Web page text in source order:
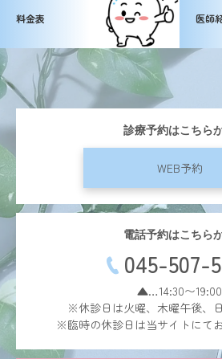
料金表 医師
診療予約はこちら
WEB予約
電話予約はこちら
045-507-
▲…14:30〜19:00
※休診日は火曜、木曜午後、
※臨時の休診日は当サイトにて